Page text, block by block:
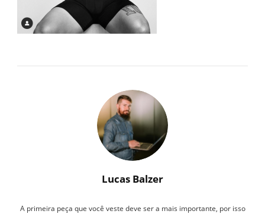
Lucas Balzer
A primeira peça que você veste deve ser a mais importante, por isso